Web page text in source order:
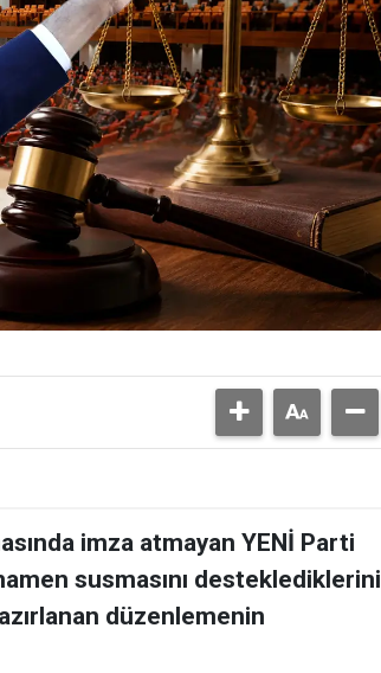
imza atmayan YENİ Parti
susmasını desteklediklerini
düzenlemenin